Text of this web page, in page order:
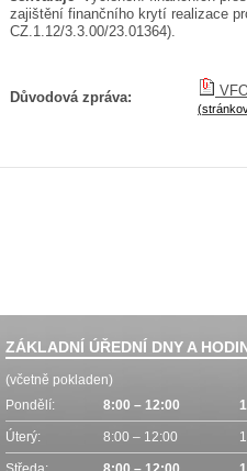
zajištění finančního krytí realizace
CZ.1.12/3.3.00/23.01364).
Důvodová zpráva:
ZÁKLADNÍ ÚŘEDNÍ DNY A
(včetně pokladen)
Pondělí:
8:00 – 12:00
Úterý: 8:00 – 12:00